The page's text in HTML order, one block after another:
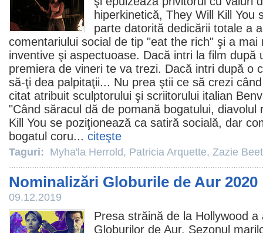
hiperkinetică, They Will Kill You
parte datorită dedicării totale a
comentariului social de tip "eat the rich" şi a
inventive şi aspectuoase. Dacă intri la film după
premiera de vineri te va trezi. Dacă intri după o
să-ţi dea palpitaţii... Nu prea ştii ce să crezi
citat atribuit sculptorului şi scriitorului italian
"Când săracul dă de pomană bogatului, diavolul
Kill You se poziţionează ca satiră socială, dar
bogatul coru... citeşte
Taguri: Myha'la Herrold, Patricia Arquette, Zazie
Nominalizări Globurile de Aur 2020
09.12.2019
Presa străină de la Hollywood
Globurilor de Aur. Sezonul